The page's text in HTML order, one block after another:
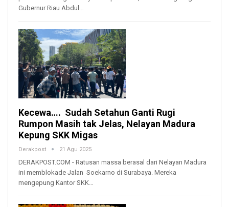
Gubernur Riau Abdul…
Kecewa…. Sudah Setahun Ganti Rugi
Rumpon Masih tak Jelas, Nelayan Madura
Kepung SKK Migas
Derakpost 21 Agu 2025
DERAKPOST.COM - Ratusan massa berasal dari Nelayan Madura
ini memblokade Jalan Soekarno di Surabaya. Mereka
mengepung Kantor SKK…